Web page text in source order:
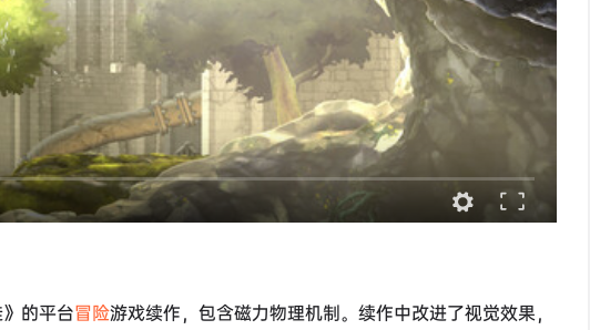
的平台冒险游戏续作，包含磁力物理机制。续作中改进了视觉效果，